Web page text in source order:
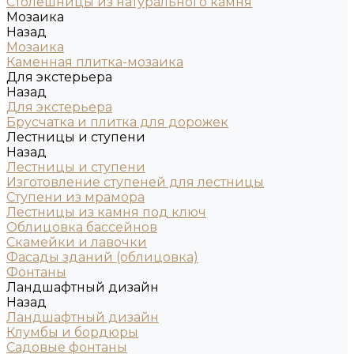
Мозаика
Назад
Мозаика
Каменная плитка-мозаика
Для экстерьера
Назад
Для экстерьера
Брусчатка и плитка для дорожек
Лестницы и ступени
Назад
Лестницы и ступени
Изготовление ступеней для лестницы
Ступени из мрамора
Лестницы из камня под ключ
Облицовка бассейнов
Скамейки и лавочки
Фасады зданий (облицовка)
Фонтаны
Ландшафтный дизайн
Назад
Ландшафтный дизайн
Клумбы и бордюры
Садовые фонтаны